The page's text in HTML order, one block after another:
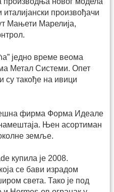
произвођачи
Мањети Марелија,
једно време веома
Метал Системи. Опет
су такође на ивици
фирма Форма Идеале
Њен асортиман
земље.
купила је 2008.
се бави израдом
света. Тако је под